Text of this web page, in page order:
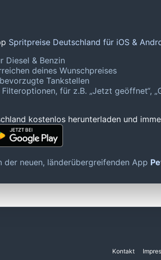
Spritpreise Deutschland für iOS &
Diesel & Benzin
deines Wunschpreises
Tankstellen
für z.B. „Jetzt geöffnet“,
kostenlos herunterladen und
neuen, länderübergreifenden App
Kontakt